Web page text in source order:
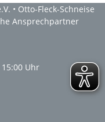
• Otto-Fleck-Schneise
Ansprechpartner
Uhr